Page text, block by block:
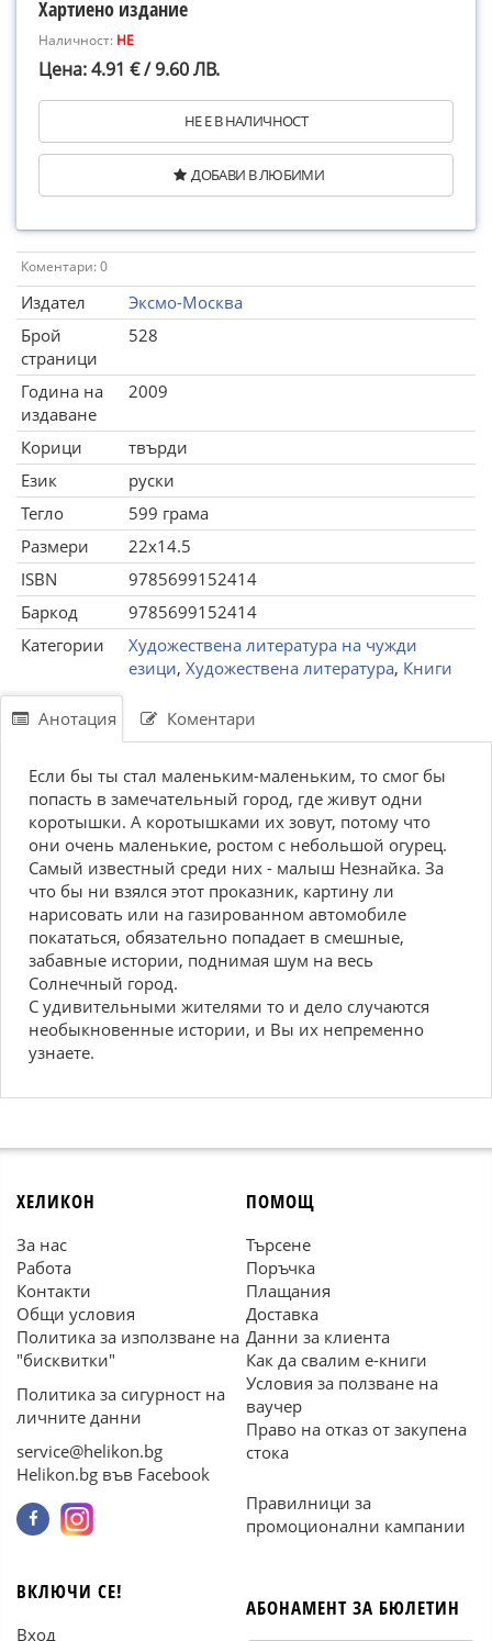
Хартиено издание
Наличност: НЕ
Цена: 4.91 € / 9.60 ЛВ.
НЕ Е В НАЛИЧНОСТ
ДОБАВИ В ЛЮБИМИ
Коментари: 0
Издател
Эксмо-Москва
Брой
страници
528
Година на
издаване
2009
Корици
твърди
Език
руски
Тегло
599 грама
Размери
22x14.5
ISBN
9785699152414
Баркод
9785699152414
Категории
Художествена литература на чужди
езици, Художествена литература, Книги
Анотация Коментари
Если бы ты стал маленьким-маленьким, то смог бы
попасть в замечательный город, где живут одни
коротышки. А коротышками их зовут, потому что
они очень маленькие, ростом с небольшой огурец.
Самый известный среди них - малыш Незнайка. За
что бы ни взялся этот проказник, картину ли
нарисовать или на газированном автомобиле
покататься, обязательно попадает в смешные,
забавные истории, поднимая шум на весь
Солнечный город.
С удивительными жителями то и дело случаются
необыкновенные истории, и Вы их непременно
узнаете.
ХЕЛИКОН
За нас
Работа
Контакти
Общи условия
Политика за използване на
"бисквитки"
Политика за сигурност на
личните данни
service@helikon.bg
Helikon.bg във Facebook
ПОМОЩ
Търсене
Поръчка
Плащания
Доставка
Данни за клиента
Как да свалим е-книги
Условия за ползване на
ваучер
Право на отказ от закупена
стока
Правилници за
промоционални кампании
ВКЛЮЧИ СЕ!
Вход
АБОНАМЕНТ ЗА БЮЛЕТИН